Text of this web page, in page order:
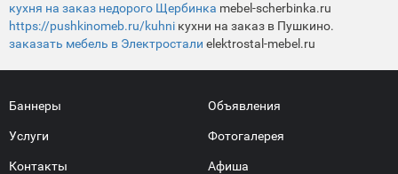
кухня на заказ недорого Щербинка mebel-scherbinka.ru
https://pushkinomeb.ru/kuhni кухни на заказ в Пушкино.
заказать мебель в Электростали elektrostal-mebel.ru
Баннеры
Услуги
Контакты
Объявления
Фотогалерея
Афиша